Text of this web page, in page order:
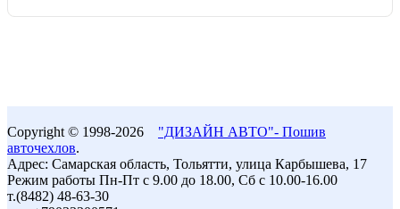
Copyright © 1998-2026 "ДИЗАЙН АВТО"- Пошив
авточехлов.
Адрес: Самарская область, Тольятти, улица Карбышева, 17
Режим работы Пн-Пт с 9.00 до 18.00, Сб с 10.00-16.00
т.(8482) 48-63-30